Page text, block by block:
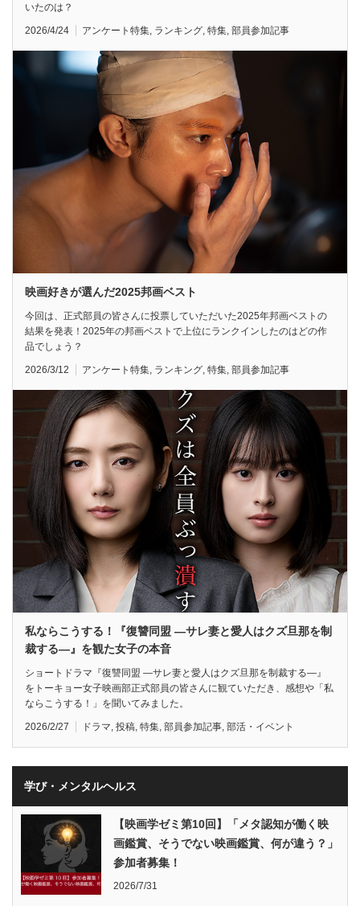
いたのは？
2026/4/24 アンケート特集 ランキング 特集 部員参加記事
映画好きが選んだ2025邦画ベスト
今回は、正式部員の皆さんに投票していただいた2025年邦画ベストの
結果を発表！2025年の邦画ベストで上位にランクインしたのはどの作
品でしょう？
2026/3/12 アンケート特集, ランキング, 特集, 部員参加記事
私ならこうする！『復讐同盟 —サレ妻と愛人はクズ旦那を制
裁する—』を観た女子の本音
ショートドラマ『復讐同盟 —サレ妻と愛人はクズ旦那を制裁する—』
をトーキョー女子映画部正式部員の皆さんに観ていただき、感想や「私
ならこうする！」を聞いてみました。
2026/2/27 ドラマ, 投稿, 特集, 部員参加記事, 部活・イベント
学び・メンタルヘルス
【映画学ゼミ第10回】「メタ認知が働く映
画鑑賞、そうでない映画鑑賞、何が違う？」
参加者募集！
2026/7/31